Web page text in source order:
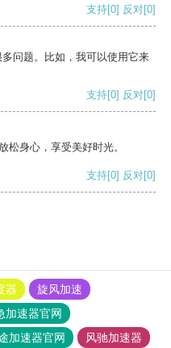
支持[0] 反对[0]
问题。比如，我可以使用它来
支持[0] 反对[0]
松身心，享受美好时光。
支持[0] 反对[0]
器
旋风加速
加速器官网
加速器官网 风驰加速器